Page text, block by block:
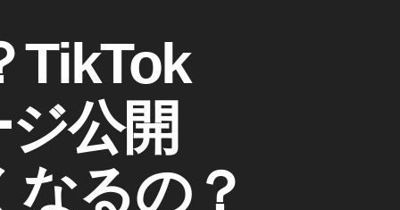
TikTok
公開
るの？